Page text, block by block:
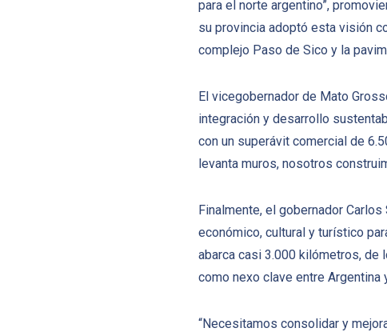
para el norte argentino”,
su provincia adoptó esta visión
complejo Paso de Sico y la
El vicegobernador de Mato
integración y desarrollo
con un superávit comercial de
levanta muros, nosotros
Finalmente, el gobernador
económico, cultural y turístico
abarca casi 3.000 kilómetros, de
como nexo clave entre Argentina
“Necesitamos consolidar y